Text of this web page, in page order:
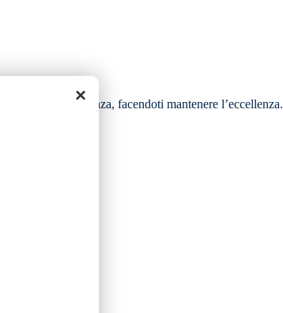
e consistenza, facendoti mantenere l’eccellenza.
×